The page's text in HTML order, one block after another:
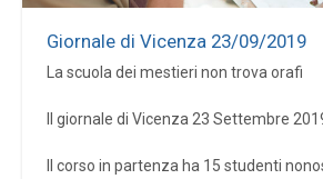
Giornale di Vicenza 23/09/2019
La scuola dei mestieri non trova orafi
Il giornale di Vicenza 23 Settembre
Il corso in partenza ha 15 studenti